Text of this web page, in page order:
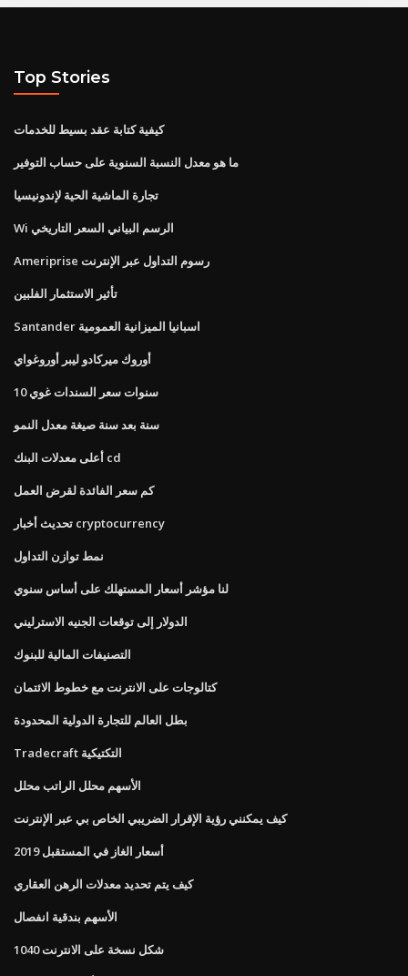
Top Stories
كيفية كتابة عقد بسيط للخدمات
ما هو معدل النسبة السنوية على حساب التوفير
تجارة الماشية الحية لإندونيسيا
Wi الرسم البياني السعر التاريخي
Ameriprise رسوم التداول عبر الإنترنت
تأثير الاستثمار الفلبين
Santander اسبانيا الميزانية العمومية
أوروك ميركادو ليبر أوروغواي
10 سنوات سعر السندات غوي
سنة بعد سنة صيغة معدل النمو
أعلى معدلات البنك cd
كم سعر الفائدة لقرض العمل
تحديث أخبار cryptocurrency
نمط توازن التداول
لنا مؤشر أسعار المستهلك على أساس سنوي
الدولار إلى توقعات الجنيه الاسترليني
التصنيفات المالية للبنوك
كتالوجات على الانترنت مع خطوط الائتمان
بطل العالم للتجارة الدولية المحدودة
Tradecraft التكتيكية
الأسهم محلل الراتب محلل
كيف يمكنني رؤية الإقرار الضريبي الخاص بي عبر الإنترنت
أسعار الغاز في المستقبل 2019
كيف يتم تحديد معدلات الرهن العقاري
الأسهم بندقية انفصال
1040 شكل نسخة على الانترنت